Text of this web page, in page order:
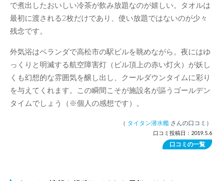
で煮出したおいしい冷茶が飲み放題なのが嬉しい。タオルは
最初に渡される2枚だけであり、使い放題ではないのが少々
残念です。
外気浴はベランダで高松市の駅ビルを眺めながら。夜にはゆ
っくりと明滅する航空障害灯（ビル頂上の赤い灯火）が妖し
くも幻想的な雰囲気を醸し出し、クールダウンタイムに彩り
を与えてくれます。この瞬間こそが施設名が謳うゴールデン
タイムでしょう（※個人の感想です）。
（ タイタン潜水艦 さんの口コミ）
口コミ投稿日：2019.5.6
口コミの一覧